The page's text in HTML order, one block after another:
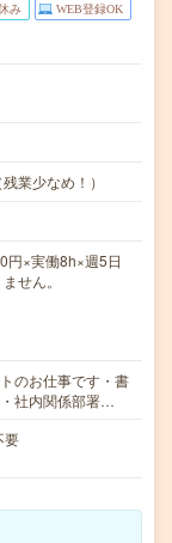
み WEB登録OK
業少なめ！）
×実働8h×週5日
せん。
のお仕事です・書
社内関係部署…
要